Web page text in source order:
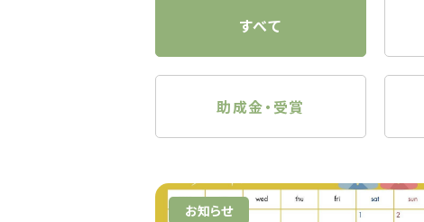
すべて
助成金・受賞
お知らせ